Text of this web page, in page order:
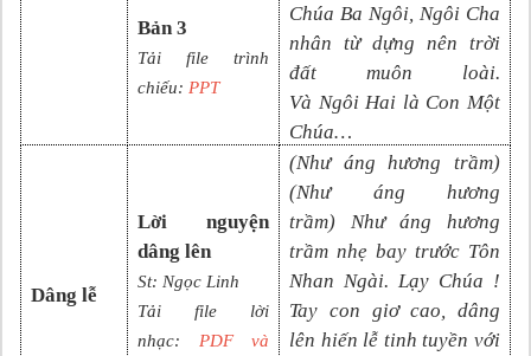
Bản 3
Tải file trình
chiếu: PPT
Chúa Ba Ngôi, Ngôi Cha
nhân từ dựng nên trời
đất muôn loài.
Và Ngôi Hai là Con Một
Chúa…
Dâng lễ
Lời nguyện
dâng lên
St: Ngọc Linh
Tải file lời
nhạc:
PDF và
(Như áng hương trầm)
(Như áng hương
trầm) Như áng hương
trầm nhẹ bay trước Tôn
Nhan Ngài. Lạy Chúa !
Tay con giơ cao, dâng
lên hiến lễ tinh tuyền với